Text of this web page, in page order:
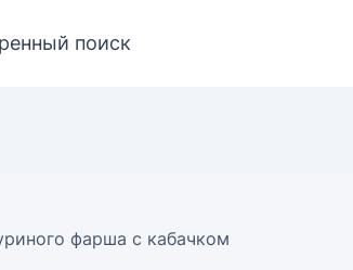
поиск
фарша с кабачком